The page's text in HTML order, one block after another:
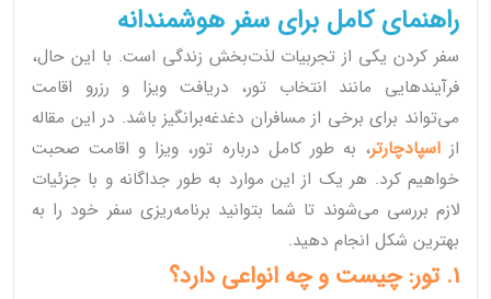
راهنمای کامل برای سفر هوشمندانه
سفر کردن یکی از تجربیات لذت‌بخش زندگی است. با این حال،
فرآیندهایی مانند انتخاب تور، دریافت ویزا و رزرو اقامت
می‌تواند برای برخی از مسافران دغدغه‌برانگیز باشد. در این مقاله
ازاسپادچارتر، به طور کامل درباره تور، ویزا و اقامت صحبت
خواهیم کرد. هر یک از این موارد به طور جداگانه و با جزئیات
لازم بررسی می‌شوند تا شما بتوانید برنامه‌ریزی سفر خود را به
بهترین شکل انجام دهید.
1. تور: چیست و چه انواعی دارد؟